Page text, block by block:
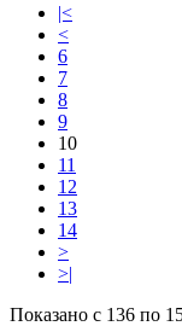
|<
<
6
7
8
9
10
11
12
13
14
>
>|
Показано с 136 по